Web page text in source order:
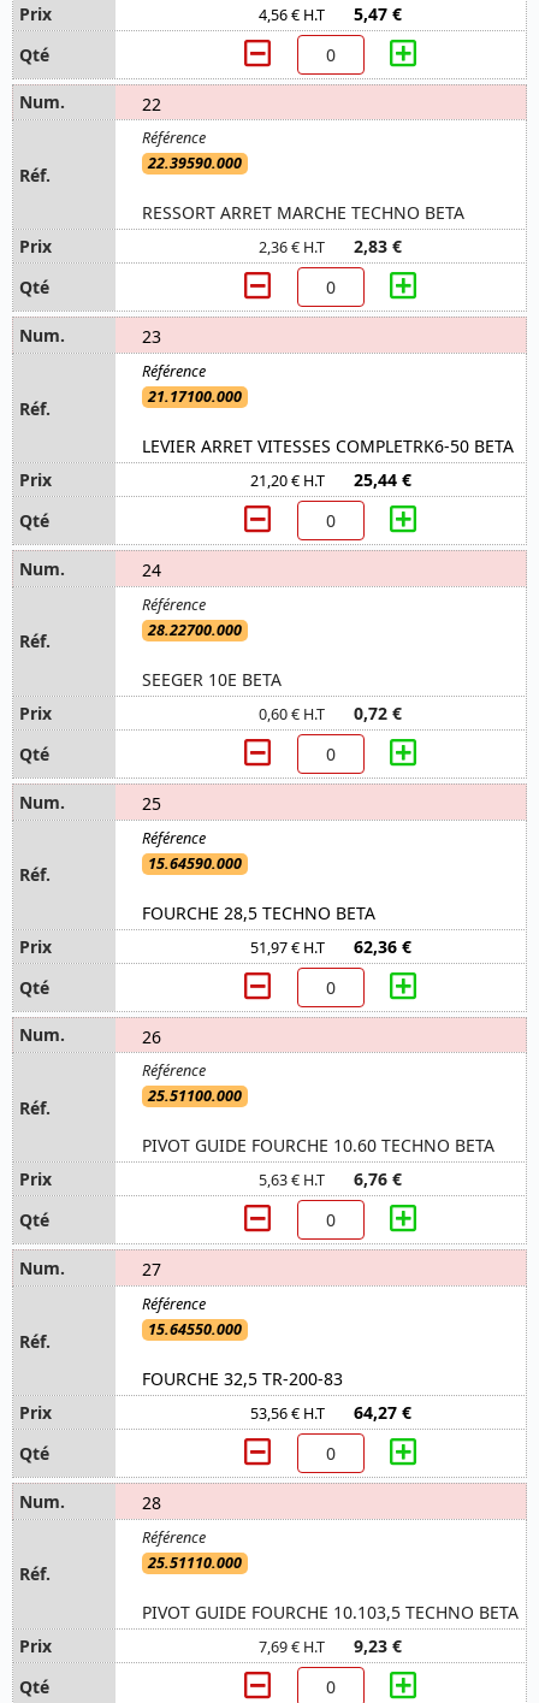
4,56 € H.T 5,47 €
22
22.39590.000
RESSORT ARRET MARCHE TECHNO BETA
2,36 € H.T 2,83 €
23
21.17100.000
LEVIER ARRET VITESSES COMPLETRK6-50 BETA
21,20 € H.T 25,44 €
24
28.22700.000
SEEGER 10E BETA
0,60 € H.T 0,72 €
25
15.64590.000
FOURCHE 28,5 TECHNO BETA
51,97 € H.T 62,36 €
26
25.51100.000
PIVOT GUIDE FOURCHE 10.60 TECHNO BETA
5,63 € H.T 6,76 €
27
15.64550.000
FOURCHE 32,5 TR-200-83
53,56 € H.T 64,27 €
28
25.51110.000
PIVOT GUIDE FOURCHE 10.103,5 TECHNO BETA
7,69 € H.T 9,23 €